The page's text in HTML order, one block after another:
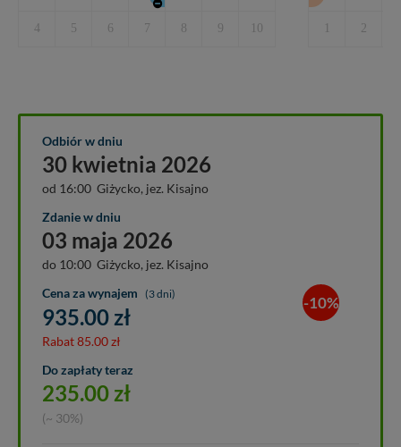
4 5 6 7 8 9 10 2
Odbiór w dniu
30 kwietnia 2026
od 16:00 Giżycko, jez. Kisajno
Zdanie w dniu
03 maja 2026
do 10:00 Giżycko, jez. Kisajno
Cena za wynajem
(3 dni)
935.00 zł
Rabat85.00zł
-10%
Do zapłaty teraz
235.00 zł
(~ 30%)